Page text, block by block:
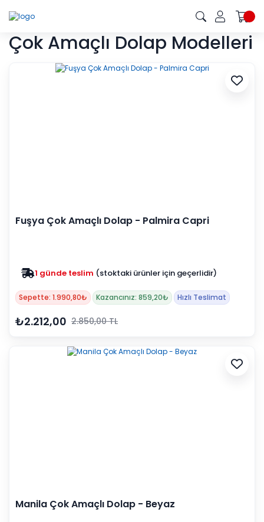
Çok Amaçlı Dolap Modelleri
Fuşya Çok Amaçlı Dolap - Palmira Capri
1 günde teslim (stoktaki ürünler için geçerlidir)
Sepette: 1.990,80₺ Kazancınız: 859,20₺ Hızlı Teslimat
₺2.212,00 2.850,00 TL
Manila Çok Amaçlı Dolap - Beyaz